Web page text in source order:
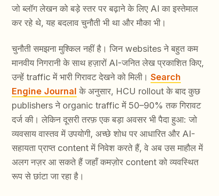
जो ब्लॉग लेखन को बड़े स्तर पर बढ़ाने के लिए AI का इस्तेमाल
कर रहे थे, यह बदलाव चुनौती भी था और मौका भी।
चुनौती समझना मुश्किल नहीं है। जिन websites ने बहुत कम
मानवीय निगरानी के साथ हज़ारों AI-जनित लेख प्रकाशित किए,
उन्हें traffic में भारी गिरावट देखने को मिली। Search
Engine Journal के अनुसार, HCU rollout के बाद कुछ
publishers ने organic traffic में 50–90% तक गिरावट
दर्ज की। लेकिन दूसरी तरफ़ एक बड़ा अवसर भी पैदा हुआ: जो
व्यवसाय वास्तव में उपयोगी, अच्छे शोध पर आधारित और AI-
सहायता प्राप्त content में निवेश करते हैं, वे अब उस माहौल में
अलग नज़र आ सकते हैं जहाँ कमज़ोर content को व्यवस्थित
रूप से छांटा जा रहा है।